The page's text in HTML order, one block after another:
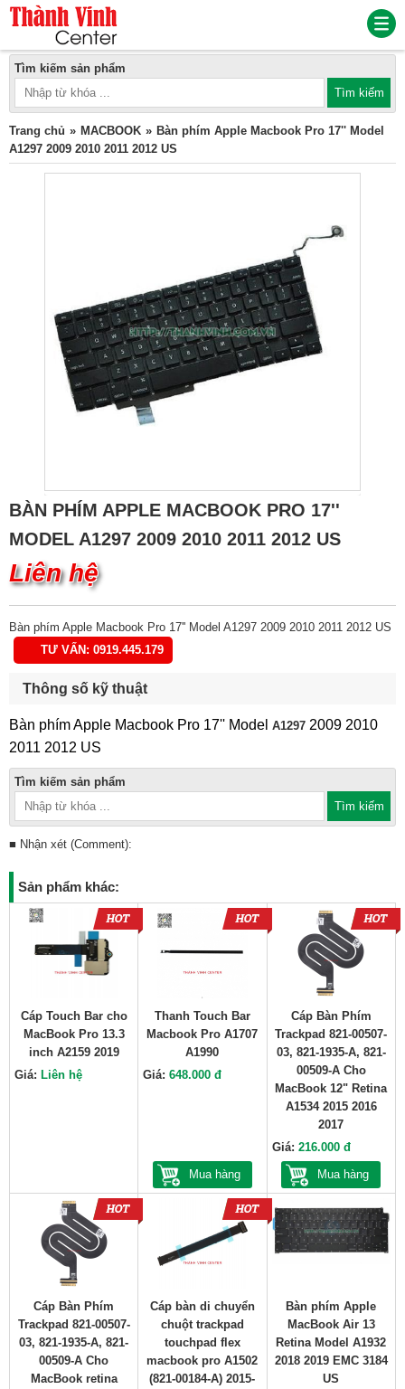
Tìm kiếm sản phẩm
Trang chủ MACBOOK
Bàn phím Apple Macbook Pro 17'' Model
A1297 2009 2010 2011 2012 US
BÀN PHÍM APPLE MACBOOK PRO 17''
MODEL A1297 2009 2010 2011 2012 US
Liên hệ
Bàn phím Apple Macbook Pro 17'' Model A1297 2009 2010 2011 2012 US
TƯ VẤN: 0919.445.179
Thông số kỹ thuật
Bàn phím Apple Macbook Pro 17'' Model A1297 2009 2010
2011 2012 US
Tìm kiếm sản phẩm
■ Nhận xét (Comment):
Sản phẩm khác:
Cáp Touch Bar cho
MacBook Pro 13.3
inch A2159 2019
Giá: Liên hệ
Thanh Touch Bar
Macbook Pro A1707
A1990
Giá:648.000 đ
Mua hàng
Cáp Bàn Phím
Trackpad 821-00507-
03, 821-1935-A, 821-
00509-A Cho
MacBook 12" Retina
A1534 2015 2016
2017
Giá: 216.000 đ
Mua hàng
Cáp Bàn Phím
Trackpad 821-00507-
03, 821-1935-A, 821-
00509-A Cho
MacBook retina
Cáp bàn di chuyển
chuột trackpad
touchpad flex
macbook pro A1502
(821-00184-A) 2015-
Bàn phím Apple
MacBook Air 13
Retina Model A1932
2018 2019 EMC 3184
US